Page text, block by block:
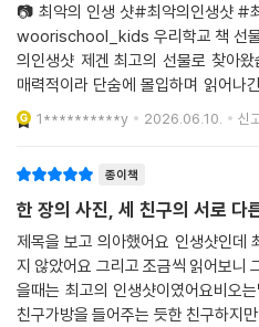
📷 최악의 인생 샷#최악의인생샷 #
woorischool_kids 우리학교 책 선
의인생샷 제겐 최고의 선물로 찾아
매력적이라 단숨에 몰입하며 읽어나
들려주는 이야기에 빠지다보니 세 아
그래서 세 친구 모두를 응원
1**********y 2026.06.10. 신
종이책
한 장의 사진, 세 친구의 서로 다
제목을 보고 의아했어요 인생샷인데
지 않았어요 그리고 조금씩 읽어보니
을때는 최고의 인생샷이였어요비오는날 다리가 아픈 친구를 부축해
친구가방을 들어주는 듯한 친구하지